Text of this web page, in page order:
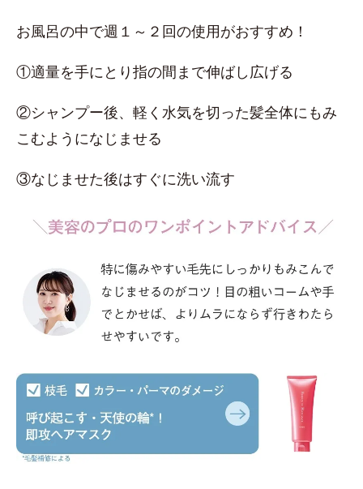
お風呂の中で週１～２回の使用がおすすめ！
①適量を手にとり指の間まで伸ばし広げる
②シャンプー後、軽く水気を切った髪全体にもみ
こむようになじませる
③なじませた後はすぐに洗い流す